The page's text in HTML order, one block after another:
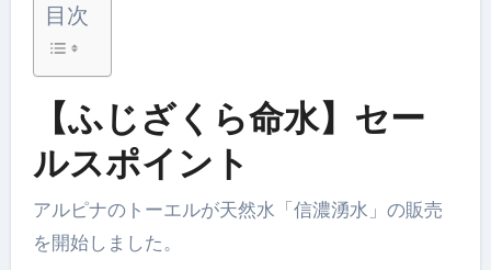
目次
【ふじざくら命水】セー
ルスポイント
アルピナのトーエルが天然水「信濃湧水」の販売
を開始しました。